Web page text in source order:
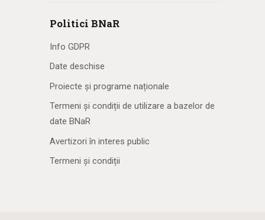
Politici BNaR
Info GDPR
Date deschise
Proiecte și programe naționale
Termeni și condiții de utilizare a bazelor de
date BNaR
Avertizori în interes public
Termeni și condiții